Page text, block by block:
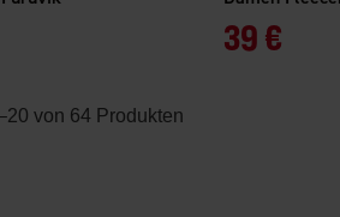
39 €
von 64 Produkten